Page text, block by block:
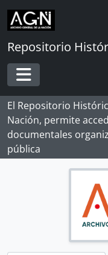
Skip to main content
Repositorio
Toggle
El Repositorio
Nación, permite
documentales
pública
[Record group]
[Agrupación
[Agrupación
[Colección]